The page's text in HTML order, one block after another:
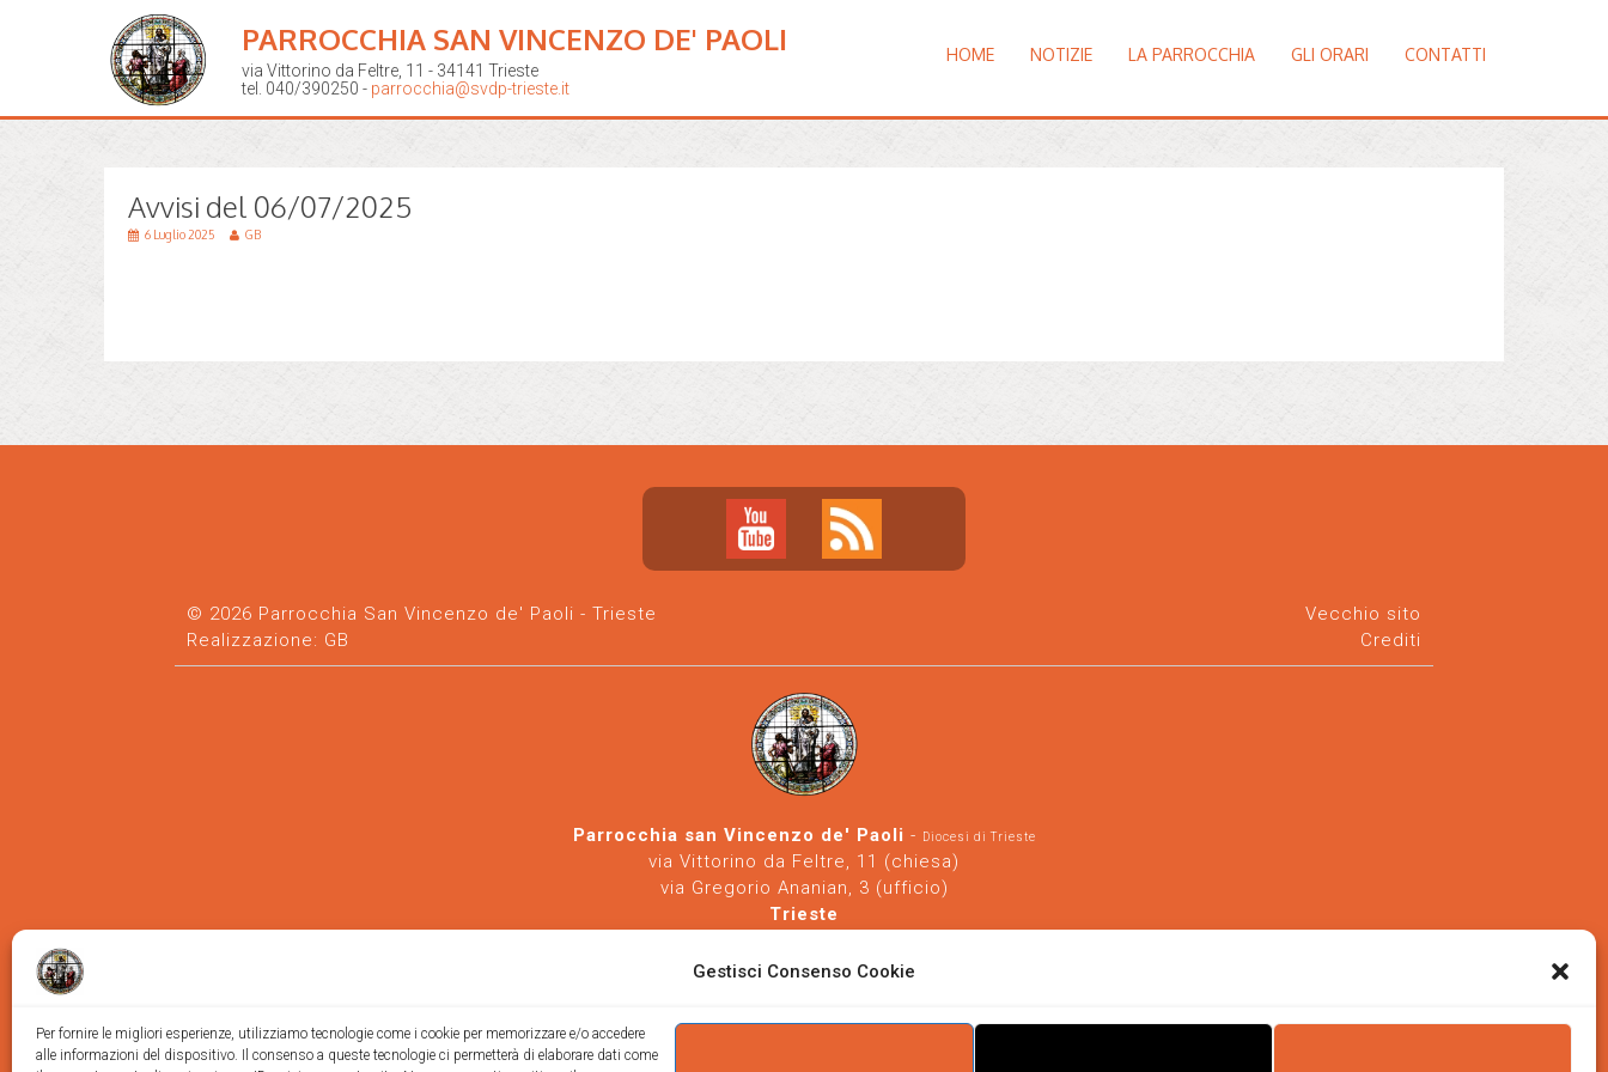
Gestisci Consenso Cookie
Per fornire le migliori esperienze, utilizziamo tecnologie come i cookie per memorizzare e/o accedere
alle informazioni del dispositivo. Il consenso a queste tecnologie ci permetterà di elaborare dati come
PARROCCHIA SAN VINCENZO DE' PAOLI
via Vittorino da Feltre, 11 - 34141 Trieste
tel. 040/390250 - parrocchia@svdp-trieste.it
HOME NOTIZIE LA PARROCCHIA GLI ORARI CONTATTI
Avvisi del 06/07/2025
6 Luglio 2025 GB
© 2026 Parrocchia San Vincenzo de' Paoli - Trieste
Realizzazione: GB
Vecchio sito
Crediti
Parrocchia san Vincenzo de' Paoli - Diocesi di Trieste
via Vittorino da Feltre, 11 (chiesa)
via Gregorio Ananian, 3 (ufficio)
Trieste
https://www.svdp-trieste.it-parrocchia@svdp-trieste.it
Informativa privacy-Informativa cookie